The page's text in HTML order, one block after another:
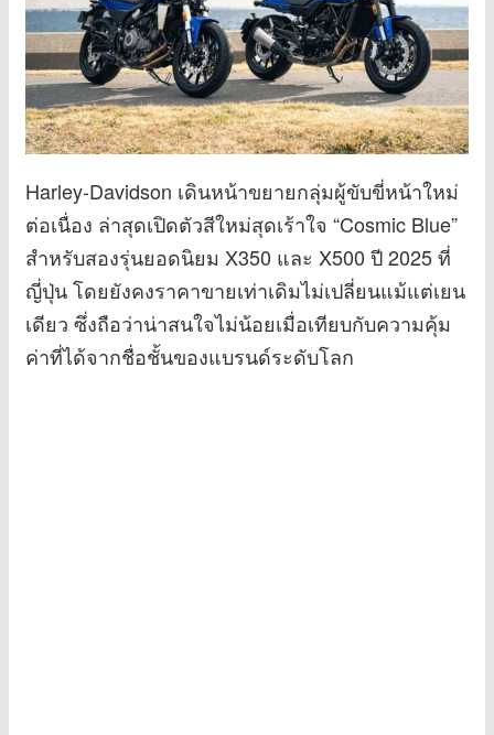
Harley-Davidson เดินหน้าขยายกลุ่มผู้ขับขี่หน้าใหม่
ต่อเนื่อง ล่าสุดเปิดตัวสีใหม่สุดเร้าใจ “Cosmic Blue”
สำหรับสองรุ่นยอดนิยม X350 และ X500 ปี 2025 ที่
ญี่ปุ่น โดยยังคงราคาขายเท่าเดิมไม่เปลี่ยนแม้แต่เยน
เดียว ซึ่งถือว่าน่าสนใจไม่น้อยเมื่อเทียบกับความคุ้ม
ค่าที่ได้จากชื่อชั้นของแบรนด์ระดับโลก